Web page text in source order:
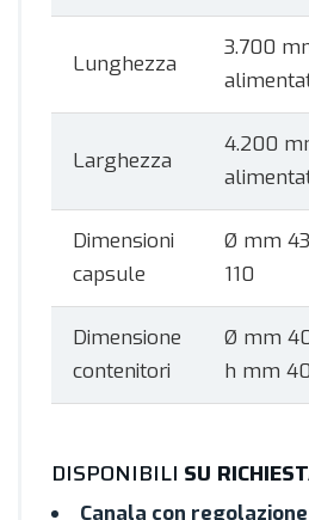
Lunghezza
3.700
Larghezza
4.200
Dimensioni
capsule
Ø mm
110
Dimensione
contenitori
Ø mm
h mm
DISPONIBILI SU
Canala con